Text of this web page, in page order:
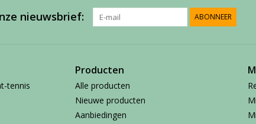
nieuwsbrief: ABONNEER
tennis
Producten
Alle producten
Nieuwe producten
Aanbiedingen